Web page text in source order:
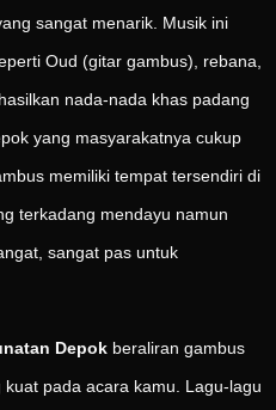
sangat menarik. Musik ini
Oud (gitar gambus), rebana,
nada-nada khas padang
yang masyarakatnya cukup
memiliki tempat tersendiri di
terkadang mendayu namun
sangat pas untuk
Depok beraliran gambus
pada acara kamu. Lagu-lagu